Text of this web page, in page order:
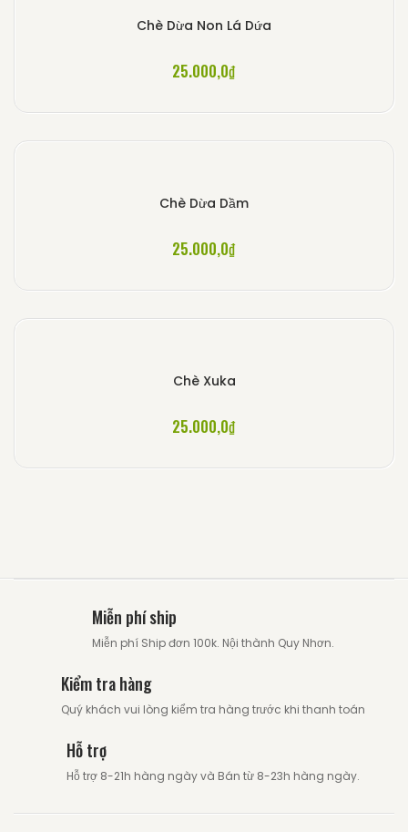
Chè Dừa Non Lá Dứa
25.000,0₫
Chè Dừa Dầm
25.000,0₫
Chè Xuka
25.000,0₫
Miễn phí ship
Miễn phí Ship đơn 100k. Nội thành Quy Nhơn.
Kiểm tra hàng
Quý khách vui lòng kiểm tra hàng trước khi thanh toán
Hỗ trợ
Hỗ trợ 8-21h hàng ngày và Bán từ 8-23h hàng ngày.